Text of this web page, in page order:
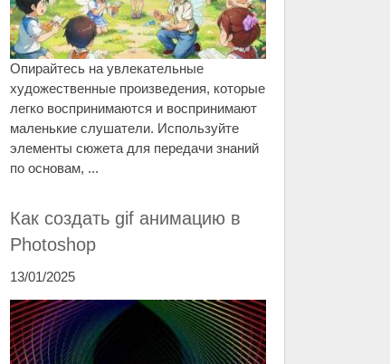
Опирайтесь на увлекательные
художественные произведения, которые
легко воспринимаются и воспринимают
маленькие слушатели. Используйте
элементы сюжета для передачи знаний
по основам, ...
Как создать gif анимацию в
Photoshop
13/01/2025